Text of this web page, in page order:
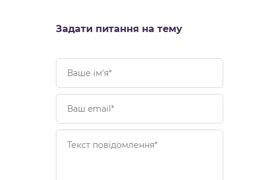
Задати питання на тему